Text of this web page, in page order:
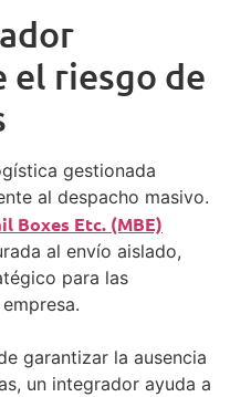
el riesgo de
gestionada
al despacho masivo.
Boxes Etc. (MBE)
al envío aislado,
para las
garantizar la ausencia
un integrador ayuda a